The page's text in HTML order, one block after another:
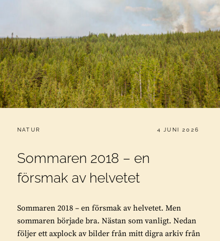
CATEGORIES:
NATUR PUBLICERAT
4 JUNI 2026
Sommaren 2018 – en
försmak av helvetet
Sommaren 2018 – en försmak av helvetet. Men
sommaren började bra. Nästan som vanligt. Nedan
följer ett axplock av bilder från mitt digra arkiv från